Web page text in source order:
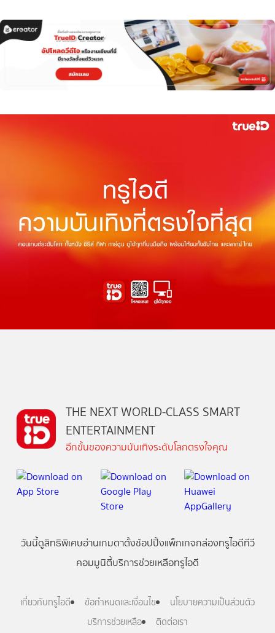
THE NEXT WORLD-CLASS SMART
ENTERTAINMENT
อีกขั้นของความบันเทิงระดับโลกตรงใจคุณ
วันนี้ดูสิทธิพิเศษอ่านเกมตาตั้งช้อปปิ้งแพ็กเกจกล่องทรูไอดีทีวี
คอมมูนิตี้บริการช่วยเหลือทรูไอดี
เกี่ยวกับทรูไอดี ข้อกำหนดและเงื่อนไข
นโยบายความเป็นส่วนตัว
บริการช่วยเหลือ
ติดต่อเรา